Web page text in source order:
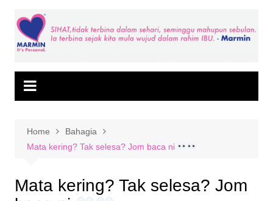
content
Home
Bahagia
Mata kering? Tak selesa? Jom baca ni
Mata kering? Tak selesa? Jom